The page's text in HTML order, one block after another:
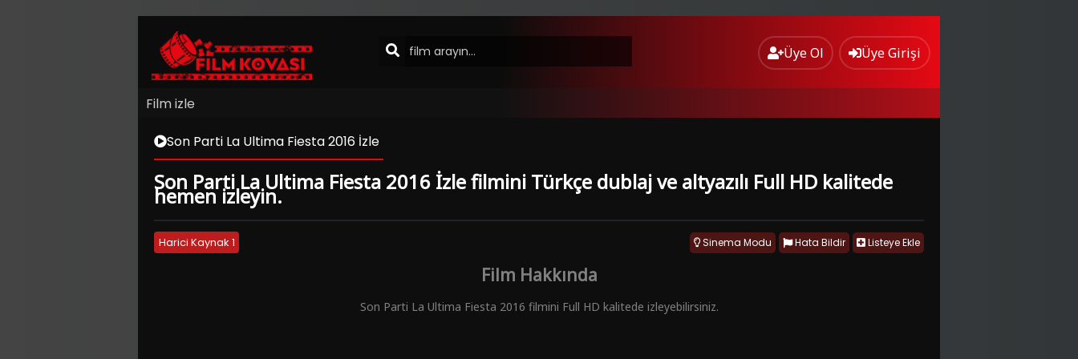
Üye Ol Üye Girişi
Film izle
Son Parti La Ultima Fiesta 2016 İzle
Son Parti La Ultima Fiesta 2016 İzle filmini Türkçe dublaj ve altyazılı Full HD kalitede
hemen izleyin.
Harici Kaynak 1 Listeye Ekle
Hata Bildir
Sinema Modu
Film Hakkında
Son Parti La Ultima Fiesta 2016 filmini Full HD kalitede izleyebilirsiniz.